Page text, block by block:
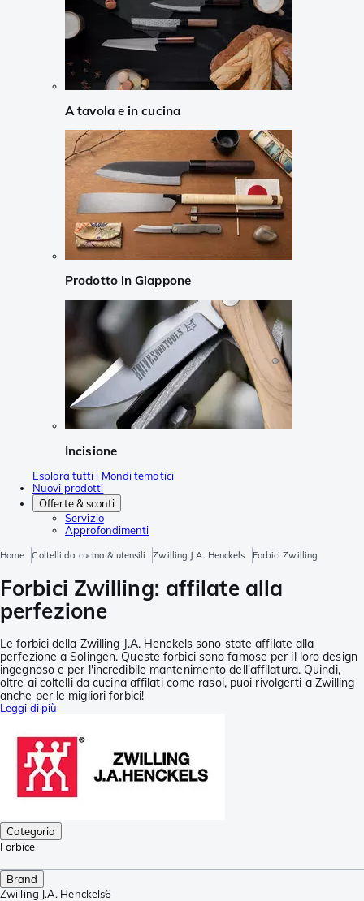
A tavola e in cucina
Prodotto in Giappone
Incisione
Esplora tutti i Mondi tematici
Nuovi prodotti
Offerte & sconti
Servizio
Approfondimenti
Home Coltelli da cucina & utensili Zwilling J.A. Henckels Forbici Zwilling
Forbici Zwilling: affilate alla
perfezione
Le forbici della Zwilling J.A. Henckels sono state affilate alla
perfezione a Solingen. Queste forbici sono famose per il loro design
ingegnoso e per l'incredibile mantenimento dell'affilatura. Quindi,
oltre ai coltelli da cucina affilati come rasoi, puoi rivolgerti a Zwilling
anche per le migliori forbici!
Leggi di più
Categoria
Forbice
Brand
Zwilling J.A. Henckels6